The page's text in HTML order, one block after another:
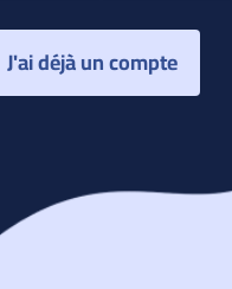
J'ai déjà un compte